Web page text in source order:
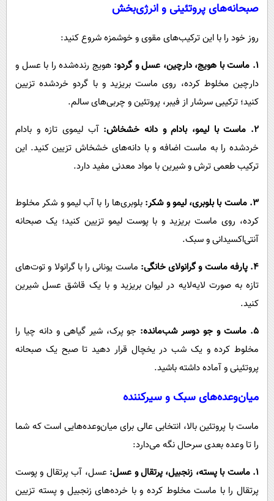
صبحانه‌های پروتئینی و انرژی‌بخش
روز خود را با این ترکیب‌های مقوی و خوشمزه شروع کنید:
۱. ماست با هویج، دارچین، عسل و گردو:
هویج رنده‌شده را با عسل و
دارچین مخلوط کرده، روی ماست بریزید و با گردو خردشده تزیین
کنید؛ ترکیبی سرشار از فیبر، پروتئین و چربی‌های سالم.
۲. ماست با لیمو، بادام و دانه خشخاش:
آب لیموی تازه و بادام
خردشده را به ماست اضافه و با دانه‌های خشخاش تزیین کنید. این
ترکیب طعمی ترش و شیرین با مواد معدنی مفید دارد.
۳. ماست با بلوبری، لیمو و شکر:
بلوبری‌ها را با آب لیمو و شکر مخلوط
کرده، روی ماست بریزید و با پوست لیمو تزیین کنید؛ یک صبحانه
آنتی‌اکسیدانی و سبک.
۴. پارفه ماست و گرانولای خانگی:
ماست یونانی را با گرانولا و توت‌های
تازه به صورت لایه‌لایه در لیوان بریزید و با یک قاشق عسل شیرین
کنید.
۵. ماست و جو دوسر شب‌مانده:
جو پرک، شیر گیاهی و دانه چیا را
مخلوط کرده و یک شب در یخچال قرار دهید تا صبح یک صبحانه
پروتئینی و آماده داشته باشید.
میان‌وعده‌های سبک و سیرکننده
ماست با پروتئین بالا، انتخابی عالی برای میان‌وعده‌هایی است که شما
را تا وعده بعدی سرحال نگه می‌دارد:
۱. ماست با پسته، زنجبیل، پرتقال و عسل:
عسل، آب پرتقال و پوست
پرتقال را با ماست مخلوط کرده و با خرده‌های زنجبیل و پسته تزیین